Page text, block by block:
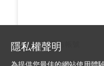
LINE 官方帳號
隱私權聲明